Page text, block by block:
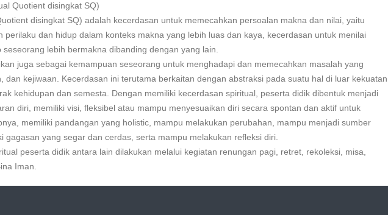
Quotient disingkat SQ)
disingkat SQ) adalah kecerdasan untuk memecahkan persoalan makna dan nilai, yaitu
perilaku dan hidup dalam konteks makna yang lebih luas dan kaya, kecerdasan untuk menilai
lebih bermakna dibanding dengan yang lain.
juga sebagai kemampuan seseorang untuk menghadapi dan memecahkan masalah yang
dan kejiwaan. Kecerdasan ini terutama berkaitan dengan abstraksi pada suatu hal di luar kekuatan
kehidupan dan semesta. Dengan memiliki kecerdasan spiritual, peserta didik dibentuk menjadi
diri, memiliki visi, fleksibel atau mampu menyesuaikan diri secara spontan dan aktif untuk
memiliki pandangan yang holistic, mampu melakukan perubahan, mampu menjadi sumber
gagasan yang segar dan cerdas, serta mampu melakukan refleksi diri.
peserta didik antara lain dilakukan melalui kegiatan renungan pagi, retret, rekoleksi, misa,
Iman.